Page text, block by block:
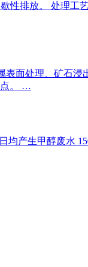
性排放。 处理
面处理、矿石浸
点。 …
产生甲醇废水